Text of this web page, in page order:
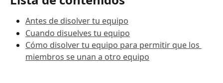
Antes de disolver tu equipo
Cuando disuelves tu equipo
Cómo disolver tu equipo para permitir que los
miembros se unan a otro equipo